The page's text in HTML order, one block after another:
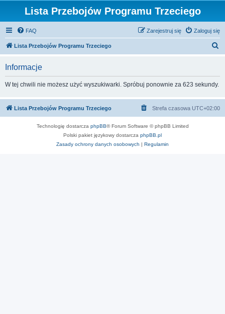
Lista Przebojów Programu Trzeciego
FAQ Zaloguj się
Zarejestruj się
Lista Przebojów Programu Trzeciego
j
Informacje
W tej chwili nie możesz użyć wyszukiwarki. Spróbuj ponownie za 623 sekundy.
Lista Przebojów Programu Trzeciego Strefa czasowa UTC+02:00
Technologię dostarcza phpBB® Forum Software © phpBB Limited
Polski pakiet językowy dostarcza phpBB.pl
Zasady ochrony danych osobowych | Regulamin